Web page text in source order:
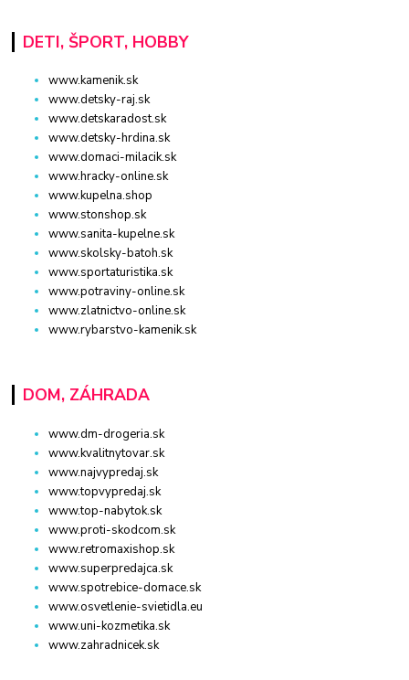
DETI, ŠPORT, HOBBY
www.kamenik.sk
www.detsky-raj.sk
www.detskaradost.sk
www.detsky-hrdina.sk
www.domaci-milacik.sk
www.hracky-online.sk
www.kupelna.shop
www.stonshop.sk
www.sanita-kupelne.sk
www.skolsky-batoh.sk
www.sportaturistika.sk
www.potraviny-online.sk
www.zlatnictvo-online.sk
www.rybarstvo-kamenik.sk
DOM, ZÁHRADA
www.dm-drogeria.sk
www.kvalitnytovar.sk
www.najvypredaj.sk
www.topvypredaj.sk
www.top-nabytok.sk
www.proti-skodcom.sk
www.retromaxishop.sk
www.superpredajca.sk
www.spotrebice-domace.sk
www.osvetlenie-svietidla.eu
www.uni-kozmetika.sk
www.zahradnicek.sk